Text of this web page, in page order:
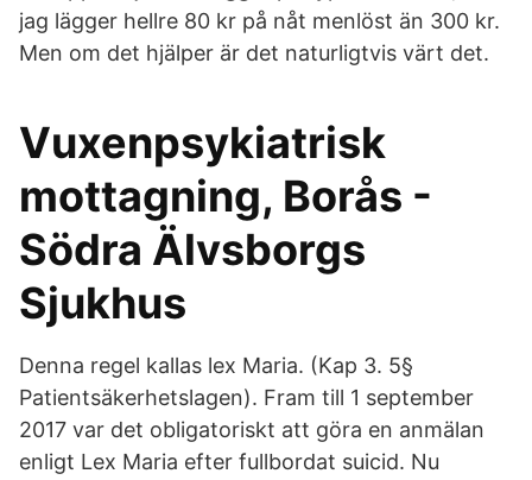
jag lägger hellre 80 kr på nåt menlöst än 300 kr.
Men om det hjälper är det naturligtvis värt det.
Vuxenpsykiatrisk
mottagning, Borås -
Södra Älvsborgs
Sjukhus
Denna regel kallas lex Maria. (Kap 3. 5§
Patientsäkerhetslagen). Fram till 1 september
2017 var det obligatoriskt att göra en anmälan
enligt Lex Maria efter fullbordat suicid. Nu